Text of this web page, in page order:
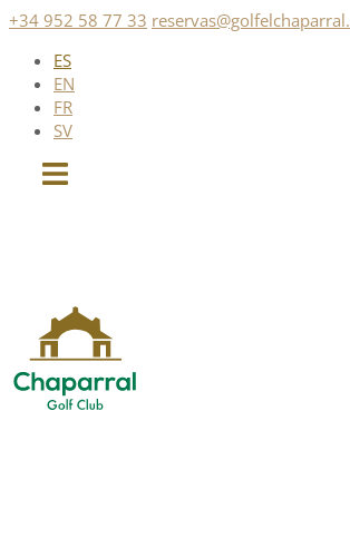
Saltar
contenido
+34 952 58 77 33
ES
EN
FR
SV